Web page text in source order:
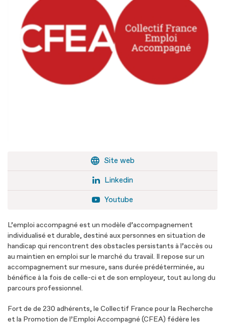
Site web
Linkedin
Youtube
L’emploi accompagné est un modèle d’accompagnement
individualisé et durable, destiné aux personnes en situation de
handicap qui rencontrent des obstacles persistants à l’accès ou
au maintien en emploi sur le marché du travail. Il repose sur un
accompagnement sur mesure, sans durée prédéterminée, au
bénéfice à la fois de celle-ci et de son employeur, tout au long du
parcours professionnel.
Fort de de 230 adhérents, le Collectif France pour la Recherche
et la Promotion de l’Emploi Accompagné (CFEA) fédère les